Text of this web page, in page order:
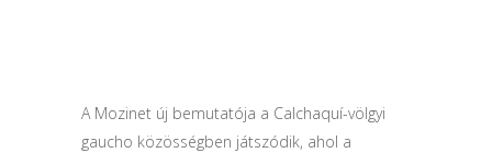
A Mozinet új bemutatója a Calchaquí-völgyi
gaucho közösségben játszódik, ahol a